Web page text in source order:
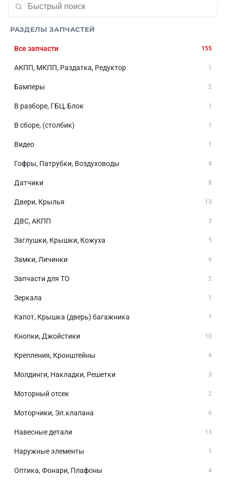
РАЗДЕЛЫ ЗАПЧАСТЕЙ
Все запчасти 155
АКПП, МКПП, Раздатка, Редуктор 1
Бамперы 2
В разборе, ГБЦ, Блок 1
В сборе, (столбик) 1
Видео 1
Гофры, Патрубки, Воздуховоды 4
Датчики 8
Двери, Крылья 13
ДВС, АКПП 3
Заглушки, Крышки, Кожуха 5
Замки, Личинки 6
Запчасти для ТО 2
Зеркала 1
Капот, Крышка (дверь) багажника 1
Кнопки, Джойстики 10
Крепления, Кронштейны 4
Молдинги, Накладки, Решетки 3
Моторный отсек 2
Моторчики, Эл.клапана 6
Навесные детали 13
Наружные элементы 1
Оптика, Фонари, Плафоны 4